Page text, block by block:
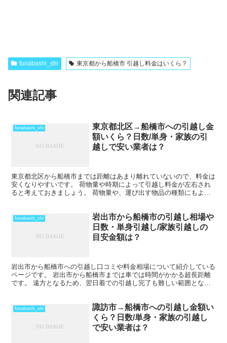
funabashi_shi 東京都から船橋市 引越し料金はいくら？
関連記事
funabashi_shi
東京都北区→船橋市への引越し金
額いくら？日数/単身・家族の引
越しで安い業者は？
東京都北区から船橋市までは距離はあまり離れていないので、料金は
安くなりやすいです。 荷物量や時期によって引越し料金が左右され
ると考えておきましょう。 荷物量や、運び出す物品の種類にもより
funabashi_shi
岩出市から船橋市の引越し相場や
日数・単身引越し/家族引越しの
目安金額は？
岩出市から船橋市への引越し口コミや料金相場について紹介している
ページです。 岩出市から船橋市までは車では時間がかかる超長距離
です。 遠方となるため、翌日着での引越し完了も難しい範囲となり
funabashi_shi
諏訪市→船橋市への引越し金額い
くら？日数/単身・家族の引越し
で安い業者は？